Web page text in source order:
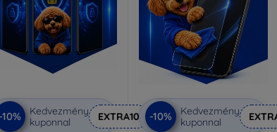
-10%
Kedvezmény
kuponnal
EXTRA10 -10%
Kedvezmény
kuponnal